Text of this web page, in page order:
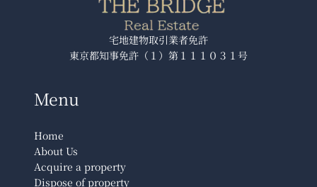
宅地建物取引業者免許
東京都知事免許（１）第１１１０３１号
Menu
Home
About Us
Acquire a property
Dispose of property